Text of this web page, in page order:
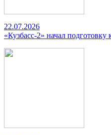
22.07.2026
«Кузбасс-2» начал подготовку